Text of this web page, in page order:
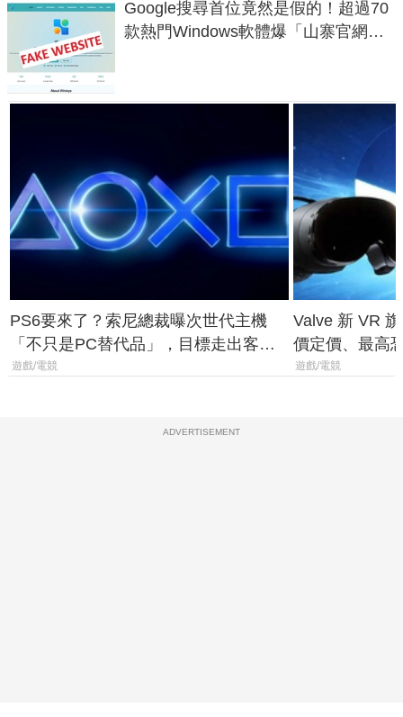
Google搜尋首位竟然是假的！超過70
款熱門Windows軟體爆「山寨官網」
PS6要來了？索尼總裁曝次世代主機
「不只是PC替代品」，目標走出客
廳、進軍電競桌面
遊戲/電競
Valve 新 VR
價定價、最高
遊戲/電競
ADVERTISEMENT